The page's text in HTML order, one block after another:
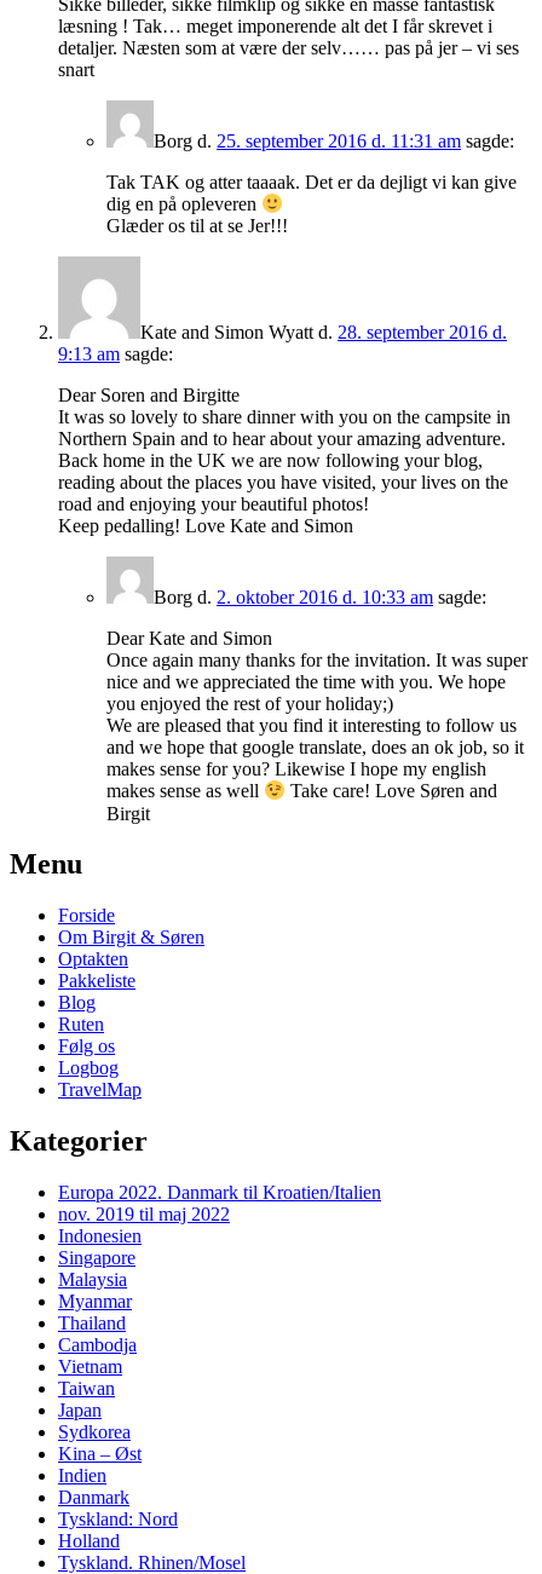
læsning ! Tak… meget imponerende alt det I får skrevet i
detaljer. Næsten som at være der selv…… pas på jer – vi ses
snart
Borg d. 25. september 2016 d. 11:31 am sagde:
Tak TAK og atter taaaak. Det er da dejligt vi kan give
dig en på opleveren
Glæder os til at se Jer!!!
Kate and Simon Wyatt d. 28. september 2016 d.
9:13 am sagde:
Dear Soren and Birgitte
It was so lovely to share dinner with you on the campsite in
Northern Spain and to hear about your amazing adventure.
Back home in the UK we are now following your blog,
reading about the places you have visited, your lives on the
road and enjoying your beautiful photos!
Keep pedalling! Love Kate and Simon
Borg d. 2. oktober 2016 d. 10:33 am sagde:
Dear Kate and Simon
Once again many thanks for the invitation. It was super
nice and we appreciated the time with you. We hope
you enjoyed the rest of your holiday;)
We are pleased that you find it interesting to follow us
and we hope that google translate, does an ok job, so it
makes sense for you? Likewise I hope my english
makes sense as well
Take care! Love Søren and
Birgit
Primary
Widget
Area
Menu
Forside
Om Birgit & Søren
Optakten
Pakkeliste
Blog
Ruten
Følg os
Logbog
TravelMap
Kategorier
Europa 2022. Danmark til Kroatien/Italien
nov. 2019 til maj 2022
Indonesien
Singapore
Malaysia
Myanmar
Thailand
Cambodja
Vietnam
Taiwan
Japan
Sydkorea
Kina – Øst
Indien
Danmark
Tyskland: Nord
Holland
Tyskland. Rhinen/Mosel